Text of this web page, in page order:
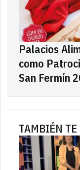
Palacios
como
San Fermín
TAMBIÉN TE